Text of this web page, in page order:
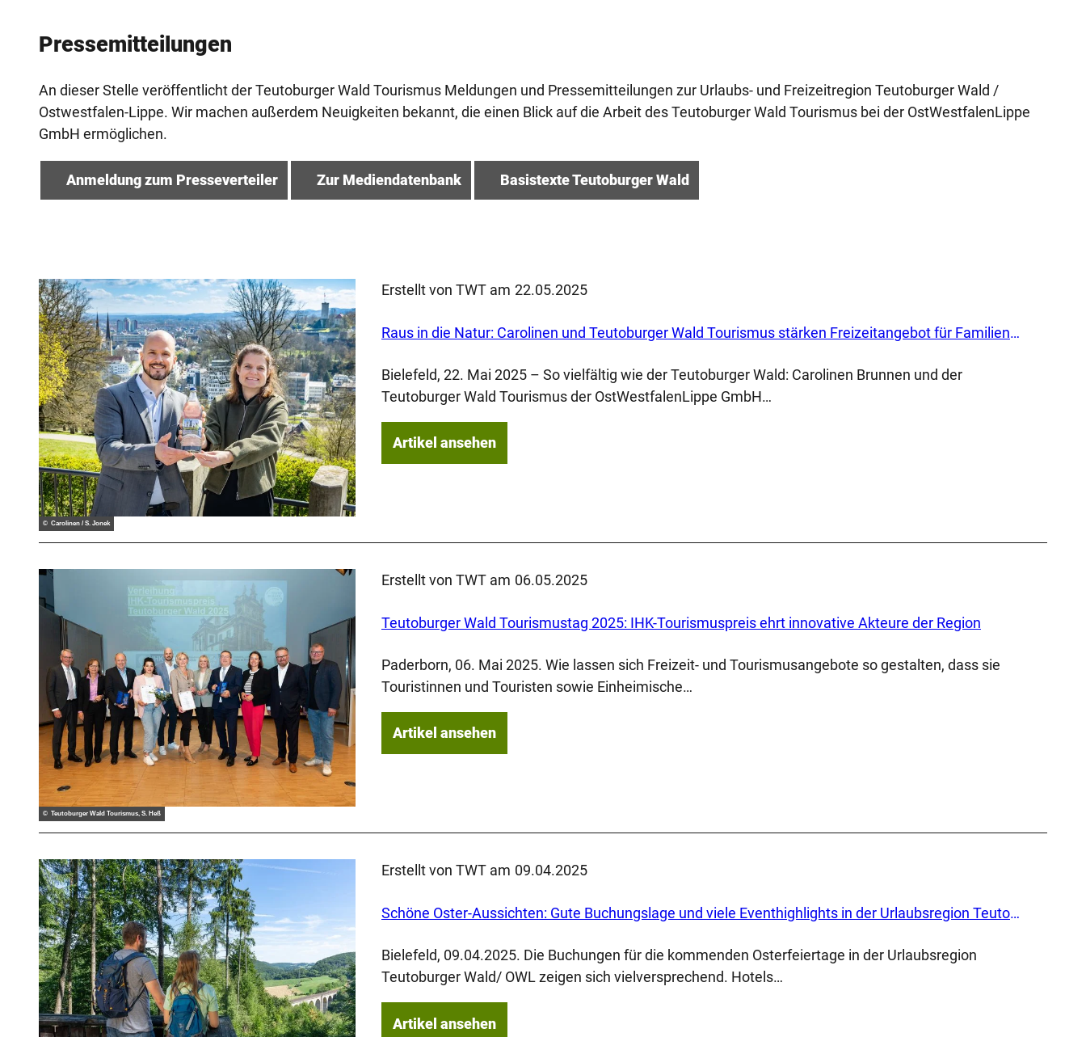
Pressemitteilungen
An dieser Stelle veröffentlicht der Teutoburger Wald Tourismus Meldungen und Pressemitteilungen zur Urlaubs- und Freizeitregion Teutoburger Wald /
Ostwestfalen-Lippe. Wir machen außerdem Neuigkeiten bekannt, die einen Blick auf die Arbeit des Teutoburger Wald Tourismus bei der OstWestfalenLippe
GmbH ermöglichen.
Anmeldung zum Presseverteiler Zur Mediendatenbank Basistexte Teutoburger Wald
© Carolinen / S. Jonek
Erstellt von TWT am 22.05.2025
Raus in die Natur: Carolinen und Teutoburger Wald Tourismus stärken Freizeitangebot für Familien in OWL
Bielefeld, 22. Mai 2025 – So vielfältig wie der Teutoburger Wald: Carolinen Brunnen und der
Teutoburger Wald Tourismus der OstWestfalenLippe GmbH…
Artikel ansehen
© Teutoburger Wald Tourismus, S. Heß
Erstellt von TWT am 06.05.2025
Teutoburger Wald Tourismustag 2025: IHK-Tourismuspreis ehrt innovative Akteure der Region
Paderborn, 06. Mai 2025. Wie lassen sich Freizeit- und Tourismusangebote so gestalten, dass sie
Touristinnen und Touristen sowie Einheimische…
Artikel ansehen
Erstellt von TWT am 09.04.2025
Schöne Oster-Aussichten: Gute Buchungslage und viele Eventhighlights in der Urlaubsregion Teutoburger Wald/ OWL
Bielefeld, 09.04.2025. Die Buchungen für die kommenden Osterfeiertage in der Urlaubsregion
Teutoburger Wald/ OWL zeigen sich vielversprechend. Hotels…
Artikel ansehen